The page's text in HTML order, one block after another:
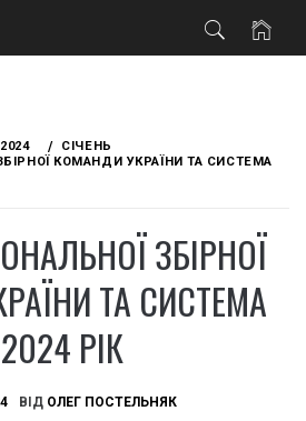
2024
СІЧЕНЬ
КОМАНДИ УКРАЇНИ ТА СИСТЕМА
ЗБІРНОЇ
ТА СИСТЕМА
РІК
ВІД ОЛЕГ ПОСТЕЛЬНЯК